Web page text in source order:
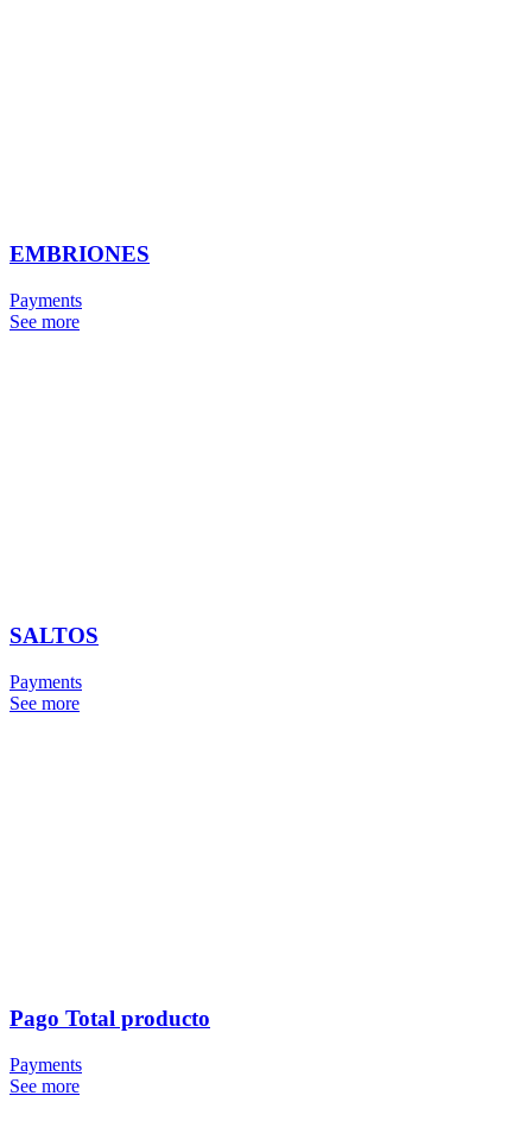
EMBRIONES
Payments
See more
SALTOS
Payments
See more
Pago Total producto
Payments
See more